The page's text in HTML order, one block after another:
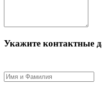
Укажите контактные